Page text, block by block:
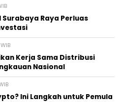
Surabaya Raya Perluas
Kerja Sama Distribusi
Nasional
Ini Langkah untuk Pemula